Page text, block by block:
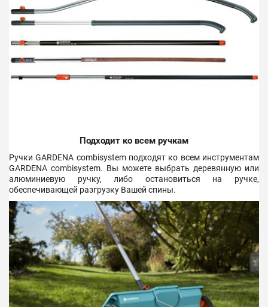
Подходит ко всем ручкам
Ручки GARDENA сombisystem подходят ко всем инструментам
GARDENA сombisystem. Вы можете выбрать деревянную или
алюминиевую ручку, либо остановиться на ручке,
обеспечивающей разгрузку Вашей спины.